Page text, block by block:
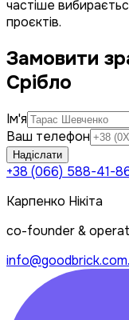
частіше
проєктів.
Замовити
Срібло
Ім'я
Ваш телефон
Надіслати
+38 (066) 588-41-
Карпенко Нікіта
co-founder &